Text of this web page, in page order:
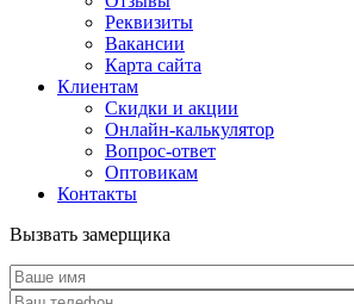
Реквизиты
Вакансии
Карта сайта
Клиентам
Скидки и акции
Онлайн-калькулятор
Вопрос-ответ
Оптовикам
Контакты
Вызвать замерщика